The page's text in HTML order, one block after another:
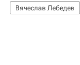
Вячеслав Лебедев